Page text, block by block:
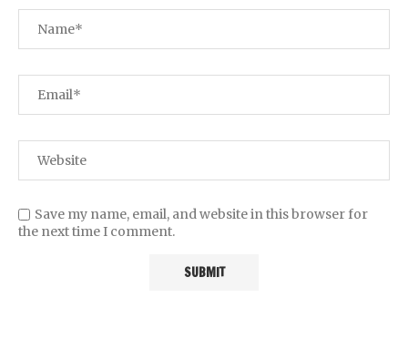
Save my name, email, and website in this browser for
the next time I comment.